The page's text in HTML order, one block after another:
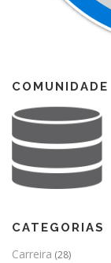
COMUNIDADE
CATEGORIAS
Carreira (28)